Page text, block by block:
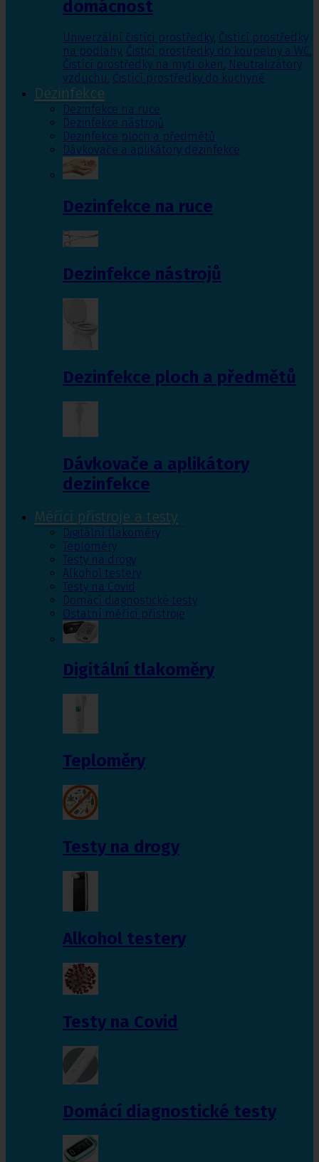
domácnost
Univerzální čistící prostředky, Čistící prostředky
na podlahy, Čisticí prostředky do koupelny a WC,
Čistící prostředky na mytí oken, Neutralizátory
vzduchu, Čistící prostředky do kuchyně
Dezinfekce
Dezinfekce na ruce
Dezinfekce nástrojů
Dezinfekce ploch a předmětů
Dávkovače a aplikátory dezinfekce
Dezinfekce na ruce
Dezinfekce nástrojů
Dezinfekce ploch a předmětů
Dávkovače a aplikátory
dezinfekce
Měřící přístroje a testy
Digitální tlakoměry
Teploměry
Testy na drogy
Alkohol testery
Testy na Covid
Domácí diagnostické testy
Ostatní měřící přístroje
Digitální tlakoměry
Teploměry
Testy na drogy
Alkohol testery
Testy na Covid
Domácí diagnostické testy